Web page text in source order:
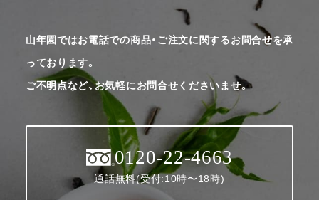
山年園ではお電話での商品・ご注文に関するお問合せを承
っております。
ご不明点など、お気軽にお問合せくださいませ。
0120-22-4663
通話無料(受付:10時〜18時)